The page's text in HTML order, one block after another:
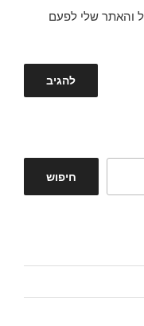
והאתר שלי לפעם
חיפוש